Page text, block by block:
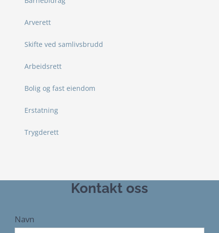
Arverett
Skifte ved samlivsbrudd
Arbeidsrett
Bolig og fast eiendom
Erstatning
Trygderett
Kontakt oss
Navn